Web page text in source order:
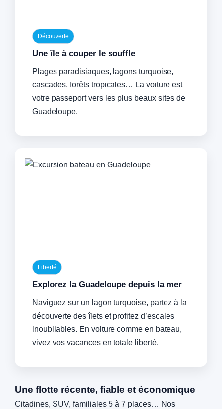
Découverte
Une île à couper le souffle
Plages paradisiaques, lagons turquoise,
cascades, forêts tropicales… La voiture est
votre passeport vers les plus beaux sites de
Guadeloupe.
Liberté
Explorez la Guadeloupe depuis la mer
Naviguez sur un lagon turquoise, partez à la
découverte des îlets et profitez d’escales
inoubliables. En voiture comme en bateau,
vivez vos vacances en totale liberté.
Une flotte récente, fiable et économique
Citadines, SUV, familiales 5 à 7 places… Nos